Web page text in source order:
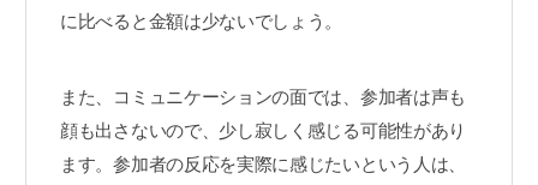
に比べると金額は少ないでしょう。
また、コミュニケーションの面では、参加者は声も
顔も出さないので、少し寂しく感じる可能性があり
ます。参加者の反応を実際に感じたいという人は、